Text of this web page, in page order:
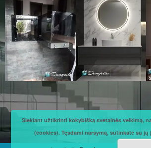
Siekiant užtikrinti kokybišką svetainės veikimą,
(cookies). Tęsdami naršymą, sutinkate su jų